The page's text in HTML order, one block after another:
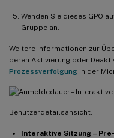
Wenden Sie dieses GPO
Gruppe an.
Weitere Informationen zur
deren Aktivierung oder
Prozessverfolgung in der
Benutzerdetailsansicht.
Interaktive Sitzung –